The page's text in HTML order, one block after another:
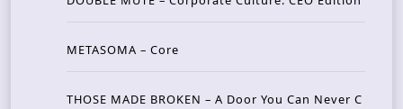
METASOMA – Core
THOSE MADE BROKEN – A Door You Can Never C